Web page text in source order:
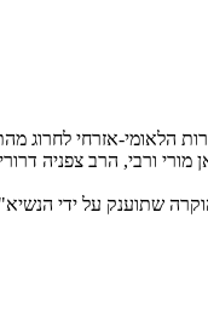
אזרחי לחרוג
שתוענק על ידי